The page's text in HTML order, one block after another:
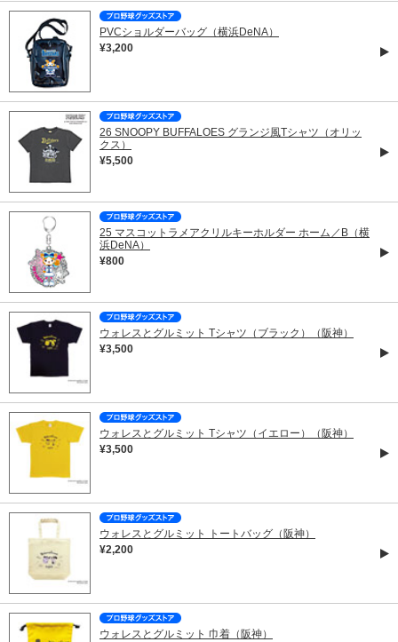
PVCショルダーバッグ（横浜DeNA）
¥3,200
26 SNOOPY BUFFALOES グランジ風Tシャツ（オリッ
クス）
¥5,500
25 マスコットラメアクリルキーホルダー ホーム／B（横
浜DeNA）
¥800
ウォレスとグルミット Tシャツ（ブラック）（阪神）
¥3,500
ウォレスとグルミット Tシャツ（イエロー）（阪神）
¥3,500
ウォレスとグルミット トートバッグ（阪神）
¥2,200
ウォレスとグルミット 巾着（阪神）